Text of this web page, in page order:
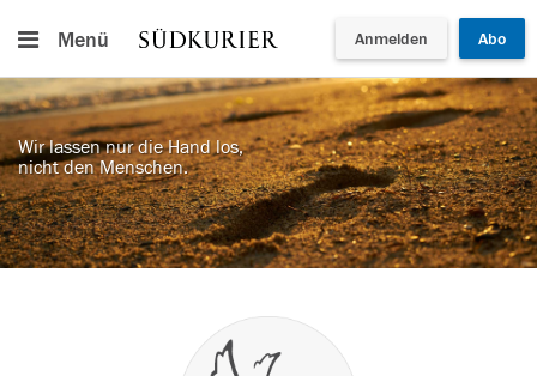
Menü Anmelden Abo
Wir lassen nur die Hand los,
nicht den Menschen.